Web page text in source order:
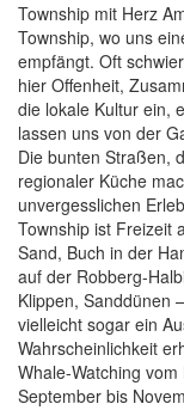
Township mit Herz
Township, wo uns
empfängt. Oft
hier Offenheit,
die lokale Kultur ein,
lassen uns von der
Die bunten Straßen,
regionaler Küche
unvergesslichen
Township ist Freizeit
Sand, Buch in der
auf der Robberg-
Klippen, Sanddünen
vielleicht sogar ein
Wahrscheinlichkeit
Whale-Watching
September bis